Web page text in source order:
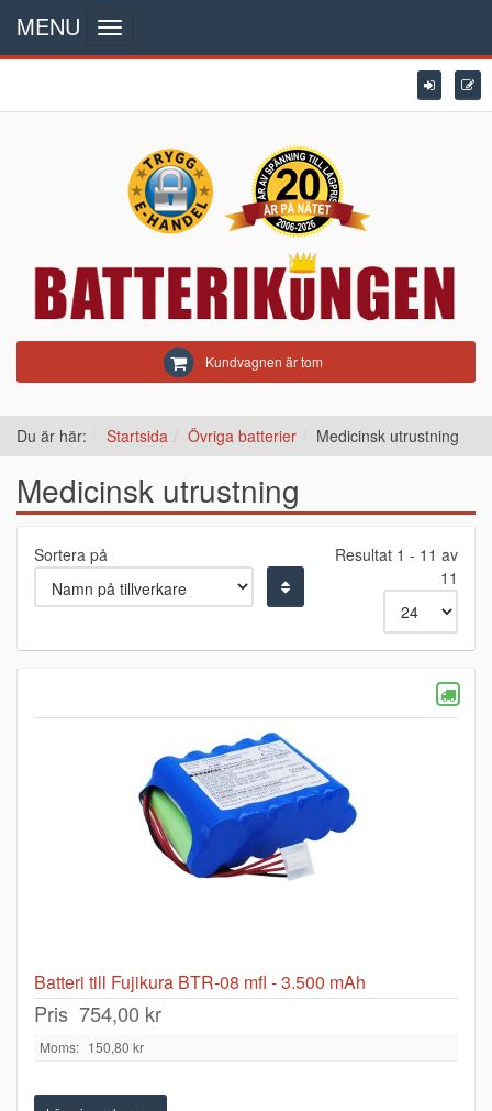
Kundvagnen är tom
MENU
Toggle
navigation
Du är här: Startsida Övriga batterier Medicinsk utrustning
Medicinsk utrustning
Sortera på
Resultat 1 - 11 av
11
Batteri till Fujikura BTR-08 mfl - 3.500 mAh
Pris 754,00 kr
Moms: 150,80 kr